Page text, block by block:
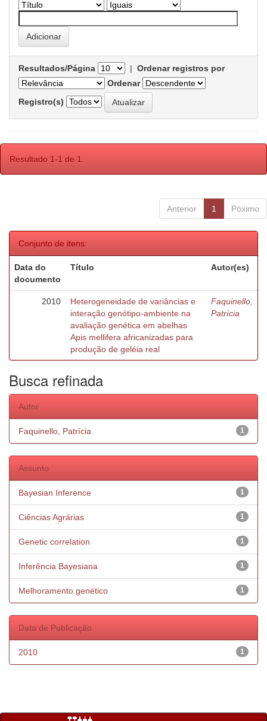
Resultados/Página | Ordenar registros por
Ordenar
Registro(s)
Resultado 1-1 de 1.
Anterior 1 Póximo
Conjunto de itens:
Data do
documento
Título Autor(es)
2010
Heterogeneidade de variâncias e
interação genótipo-ambiente na
avaliação genética em abelhas
Apis mellifera africanizadas para
produção de geléia real
Faquinello,
Patrícia
Busca refinada
Autor
1
Faquinello, Patrícia
Assunto
1
Bayesian Inference
1
Ciências Agrárias
1
Genetic correlation
1
Inferência Bayesiana
1
Melhoramento genético
Data de Publicação
1
2010